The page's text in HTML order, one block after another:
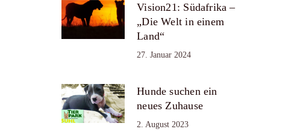
Vision21: Südafrika –
„Die Welt in einem
Land“
27. Januar 2024
Hunde suchen ein
neues Zuhause
2. August 2023